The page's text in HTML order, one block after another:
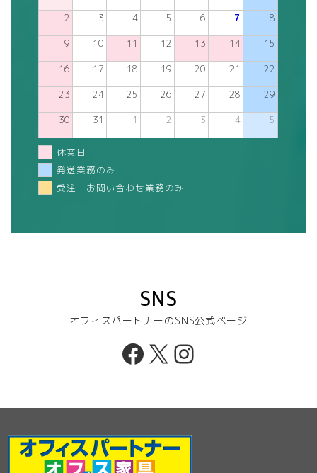
2 3 4 5 6 7 8
9 10 11 12 13 14 15
16 17 18 19 20 21 22
23 24 25 26 27 28 29
30 31 1 2 3 4 5
休業日
発送業務のみ
受注・お問い合わせ業務のみ
SNS
オフィスパートナーのSNS公式ページ
Facebook
X Instagram